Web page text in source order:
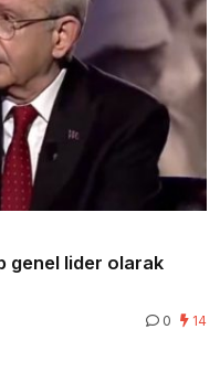
genel lider olarak
0 14